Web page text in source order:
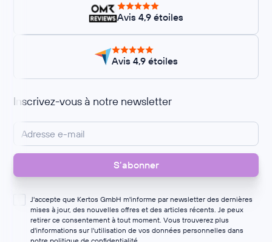
Avis 4,9 étoiles
Avis 4,9 étoiles
Inscrivez-vous à notre newsletter
J'accepte que Kertos GmbH m'informe par newsletter des dernières
mises à jour, des nouvelles offres et des articles récents. Je peux
retirer ce consentement à tout moment. Vous trouverez plus
d'informations sur l'utilisation de vos données personnelles dans